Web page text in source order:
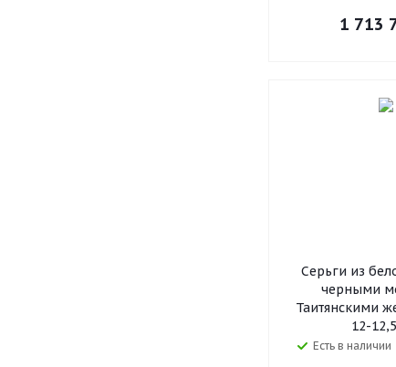
1 713
Серьги из
черными
Таитянскими
12-
Есть в наличии